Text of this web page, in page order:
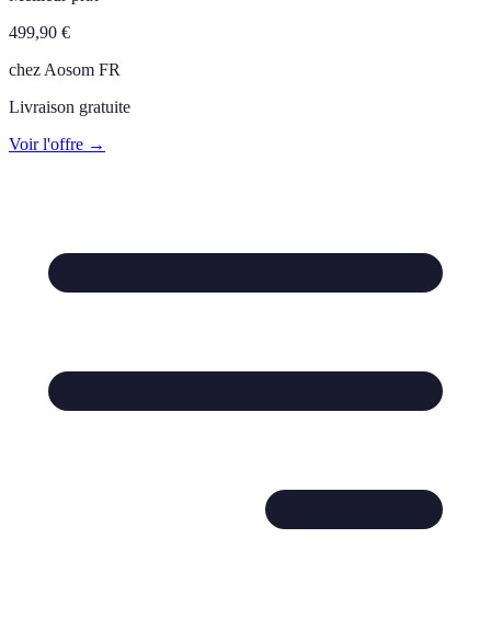
499,90 €
chez Aosom FR
Livraison gratuite
Voir l'offre →